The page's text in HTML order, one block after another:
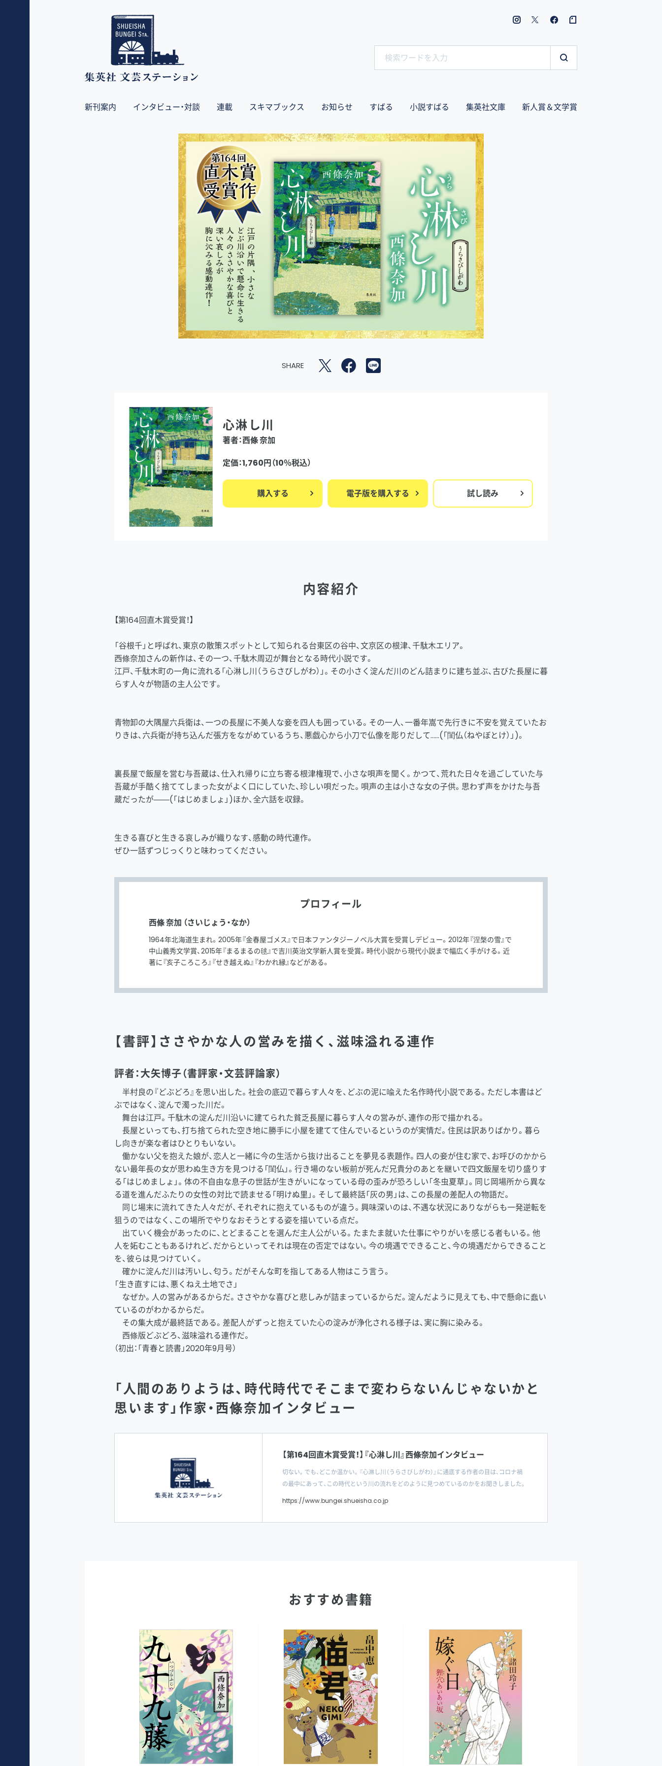
新刊案内 インタビュー・対談 連載 スキマブックス お知らせ すばる 小説すばる 集英社文庫 新人賞＆文学賞
SHARE
心淋し川
著者：西條 奈加
定価：1,760円（10％税込）
購入する 電子版を購入する 試し読み
内容紹介
【第164回直木賞受賞！】
「谷根千」と呼ばれ、東京の散策スポットとして知られる台東区の谷中、文京区の根津、千駄木エリア。
西條奈加さんの新作は、その一つ、千駄木周辺が舞台となる時代小説です。
江戸、千駄木町の一角に流れる「心淋し川（うらさびしがわ）」。その小さく淀んだ川のどん詰まりに建ち並ぶ、古びた長屋に暮
らす人々が物語の主人公です。
青物卸の大隅屋六兵衛は、一つの長屋に不美人な妾を四人も囲っている。その一人、一番年嵩で先行きに不安を覚えていたお
りきは、六兵衛が持ち込んだ張方をながめているうち、悪戯心から小刀で仏像を彫りだして……(「閨仏（ねやぼとけ）」)。
裏長屋で飯屋を営む与吾蔵は、仕入れ帰りに立ち寄る根津権現で、小さな唄声を聞く。かつて、荒れた日々を過ごしていた与
吾蔵が手酷く捨ててしまった女がよく口にしていた、珍しい唄だった。唄声の主は小さな女の子供。思わず声をかけた与吾
蔵だったが――(「はじめましょ」)ほか、全六話を収録。
生きる喜びと生きる哀しみが織りなす、感動の時代連作。
ぜひ一話ずつじっくりと味わってください。
プロフィール
西條 奈加 （さいじょう・なか）
1964年北海道生まれ。2005年『金春屋ゴメス』で日本ファンタジーノベル大賞を受賞しデビュー。2012年『涅槃の雪』で
中山義秀文学賞、2015年『まるまるの毬』で吉川英治文学新人賞を受賞。時代小説から現代小説まで幅広く手がける。近
著に『亥子ころころ』『せき越えぬ』『わかれ縁』などがある。
【書評】ささやかな人の営みを描く、滋味溢れる連作
評者：大矢博子（書評家・文芸評論家）
半村良の『どぶどろ』を思い出した。社会の底辺で暮らす人々を、どぶの泥に喩えた名作時代小説である。ただし本書はど
ぶではなく、淀んで濁った川だ。
舞台は江戸。千駄木の淀んだ川沿いに建てられた貧乏長屋に暮らす人々の営みが、連作の形で描かれる。
長屋といっても、打ち捨てられた空き地に勝手に小屋を建てて住んでいるというのが実情だ。住民は訳ありばかり。暮ら
し向きが楽な者はひとりもいない。
働かない父を抱えた娘が、恋人と一緒に今の生活から抜け出ることを夢見る表題作。四人の妾が住む家で、お呼びのかから
ない最年長の女が思わぬ生き方を見つける「閨仏」。行き場のない板前が死んだ兄貴分のあとを継いで四文飯屋を切り盛りす
る「はじめましょ」。体の不自由な息子の世話が生きがいになっている母の歪みが恐ろしい「冬虫夏草」。同じ岡場所から異な
る道を進んだふたりの女性の対比で読ませる「明けぬ里」。そして最終話「灰の男」は、この長屋の差配人の物語だ。
同じ場末に流れてきた人々だが、それぞれに抱えているものが違う。興味深いのは、不遇な状況にありながらも一発逆転を
狙うのではなく、この場所でやりなおそうとする姿を描いている点だ。
出ていく機会があったのに、とどまることを選んだ主人公がいる。たまたま就いた仕事にやりがいを感じる者もいる。他
人を妬むこともあるけれど、だからといってそれは現在の否定ではない。今の境遇でできること、今の境遇だからできること
を、彼らは見つけていく。
確かに淀んだ川は汚いし、匂う。だがそんな町を指してある人物はこう言う。
「生き直すには、悪くねえ土地でさ」
なぜか。人の営みがあるからだ。ささやかな喜びと悲しみが詰まっているからだ。淀んだように見えても、中で懸命に蠢い
ているのがわかるからだ。
その集大成が最終話である。差配人がずっと抱えていた心の淀みが浄化される様子は、実に胸に染みる。
西條版どぶどろ、滋味溢れる連作だ。
（初出：「青春と読書」2020年9月号）
「人間のありようは、時代時代でそこまで変わらないんじゃないかと
思います」作家・西條奈加インタビュー
【第164回直木賞受賞！】『心淋し川』西條奈加インタビュー
切ない。でも、どこか温かい。『心淋し川（うらさびしがわ）』に通底する作者の目は、コロナ禍
の最中にあって、この時代という川の流れをどのように見つめているのかをお聞きしました。
https://www.bungei.shueisha.co.jp
おすすめ書籍